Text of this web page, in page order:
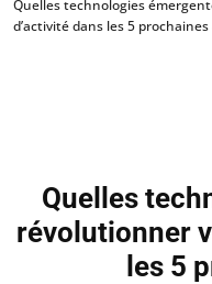
Quelles technologies
d’activité dans les 5
Quelles
révolutionner
les 5